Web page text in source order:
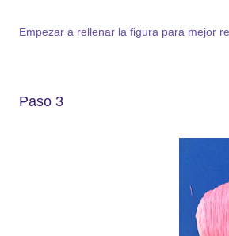
Empezar a rellenar la figura para mejor
Paso 3